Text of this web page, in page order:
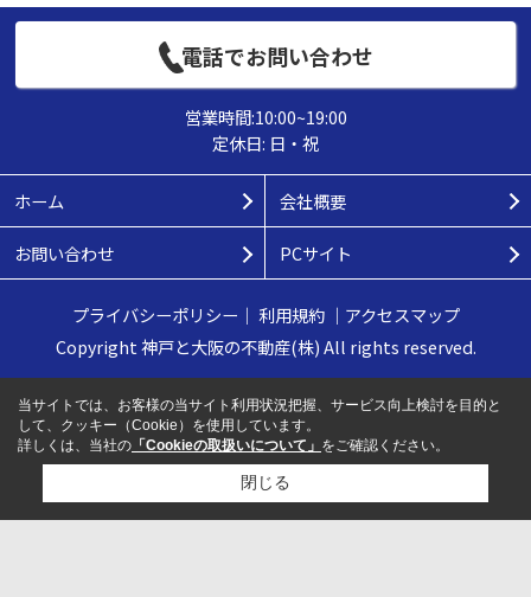
電話でお問い合わせ
営業時間:10:00~19:00
定休日: 日・祝
ホーム 会社概要
お問い合わせ PCサイト
プライバシーポリシー ｜ 利用規約｜ アクセスマップ
Copyright 神戸と大阪の不動産(株) All rights reserved.
当サイトでは、お客様の当サイト利用状況把握、サービス向上検討を目的と
して、クッキー（Cookie）を使用しています。
詳しくは、当社の 「Cookieの取扱いについて」 をご確認ください。
閉じる